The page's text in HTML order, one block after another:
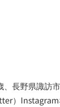
長野県諏訪
）